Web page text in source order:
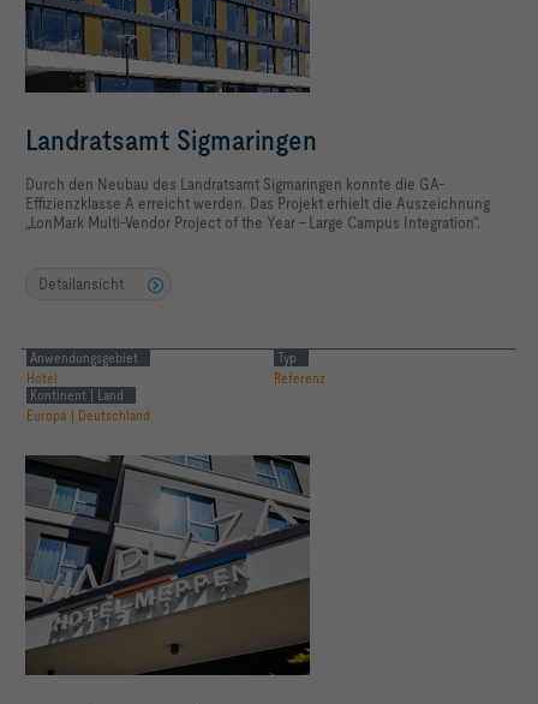
Landratsamt Sigmaringen
Durch den Neubau des Landratsamt Sigmaringen konnte die GA-
Effizienzklasse A erreicht werden. Das Projekt erhielt die Auszeichnung
„LonMark Multi-Vendor Project of the Year - Large Campus Integration“.
Detailansicht
Anwendungsgebiet
Hotel
Typ
Referenz
Kontinent | Land
Europa | Deutschland